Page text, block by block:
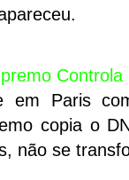
Controla
em Paris
copia o
não se